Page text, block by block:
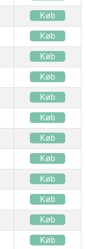
Køb
Køb
Køb
Køb
Køb
Køb
Køb
Køb
Køb
Køb
Køb
Køb